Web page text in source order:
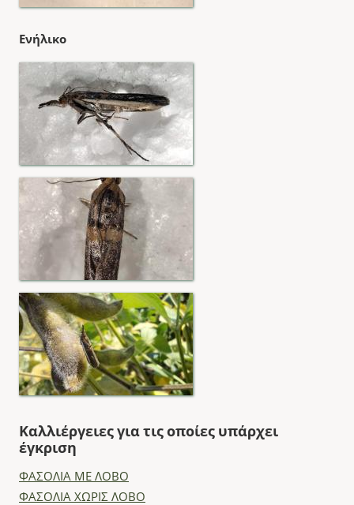
Ενήλικο
Καλλιέργειες για τις οποίες υπάρχει
έγκριση
ΦΑΣΟΛΙΑ ΜΕ ΛΟΒΟ
ΦΑΣΟΛΙΑ ΧΩΡΙΣ ΛΟΒΟ